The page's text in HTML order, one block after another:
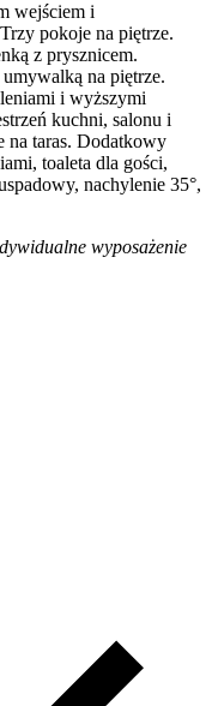
wejściem i
pokoje na piętrze.
z prysznicem.
na piętrze.
i wyższymi
kuchni, salonu i
na taras. Dodatkowy
toaleta dla gości,
nachylenie 35°,
wyposażenie